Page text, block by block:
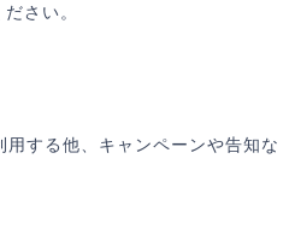
さい。
する他、キャンペーンや告知な